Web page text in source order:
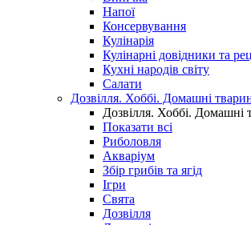
Напої
Консервування
Кулінарія
Кулінарні довідники та
Кухні народів світу
Салати
Дозвілля. Хоббі. Домашні
Дозвілля. Хоббі. Домашні
Показати всі
Риболовля
Акваріум
Збір грибів та ягід
Ігри
Свята
Дозвілля